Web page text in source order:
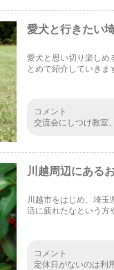
ておりません 詳し
愛犬と行きたい
愛犬と思い切り楽しめ
とめて紹介していき
コメント
交流会にしつけ教室
川越周辺にある
川越市をはじめ、埼
活に疲れたなという方
コメント
定休日がないのは利